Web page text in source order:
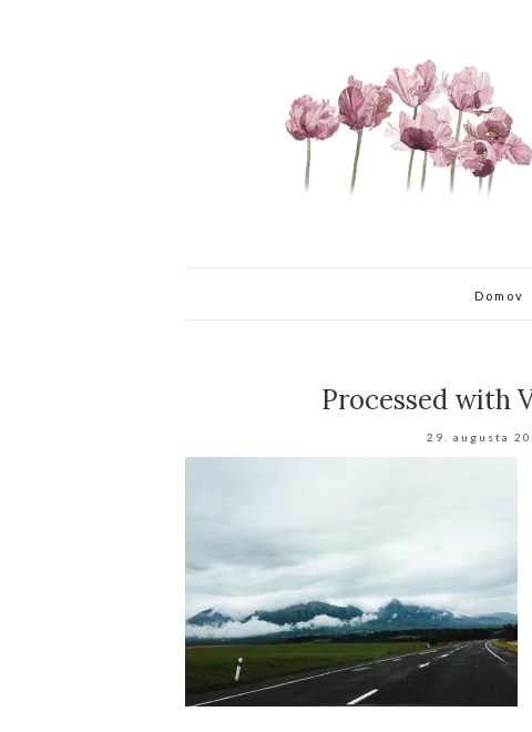
Domov
Processed with
29. augusta